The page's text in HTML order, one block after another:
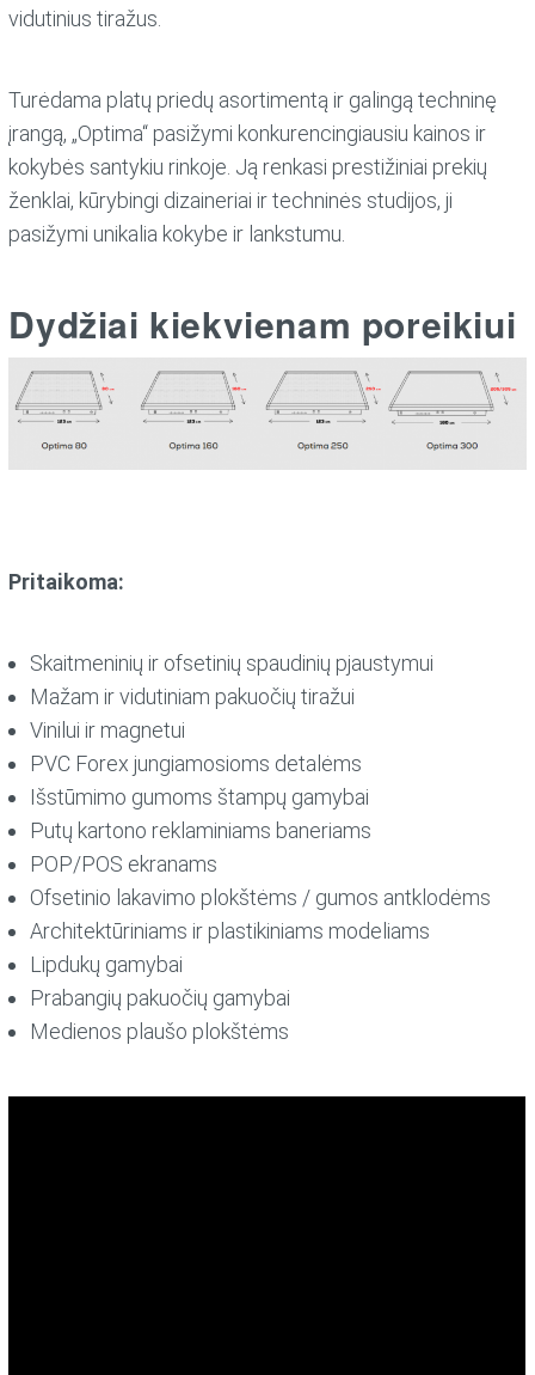
vidutinius tiražus.
Turėdama platų priedų asortimentą ir galingą techninę
įrangą, „Optima“ pasižymi konkurencingiausiu kainos ir
kokybės santykiu rinkoje. Ją renkasi prestižiniai prekių
ženklai, kūrybingi dizaineriai ir techninės studijos, ji
pasižymi unikalia kokybe ir lankstumu.
Dydžiai kiekvienam poreikiui
Pritaikoma:
Skaitmeninių ir ofsetinių spaudinių pjaustymui
Mažam ir vidutiniam pakuočių tiražui
Vinilui ir magnetui
PVC Forex jungiamosioms detalėms
Išstūmimo gumoms štampų gamybai
Putų kartono reklaminiams baneriams
POP/POS ekranams
Ofsetinio lakavimo plokštėms / gumos antklodėms
Architektūriniams ir plastikiniams modeliams
Lipdukų gamybai
Prabangių pakuočių gamybai
Medienos plaušo plokštėms